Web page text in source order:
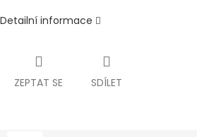
Detailní informace
ZEPTAT SE SDÍLET